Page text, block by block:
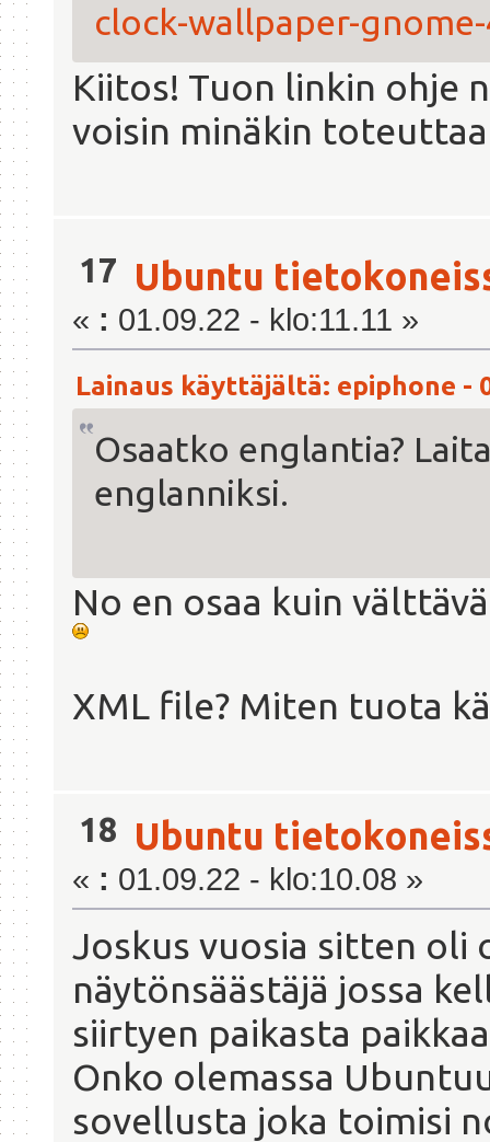
clock-wallpaper-
Kiitos! Tuon linkin ohje
voisin minäkin
17 Ubuntu
« : 01.09.22 - klo:11.11 »
Lainaus käyttäjältä: epiphone -
Osaatko englantia?
englanniksi.
No en osaa kuin
XML file? Miten tuota
18 Ubuntu
« : 01.09.22 - klo:10.08 »
Joskus vuosia sitten oli
näytönsäästäjä jossa
siirtyen paikasta
Onko olemassa
sovellusta joka toimisi